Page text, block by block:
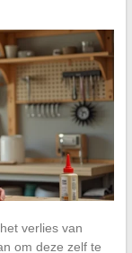
verlies van
om deze zelf te